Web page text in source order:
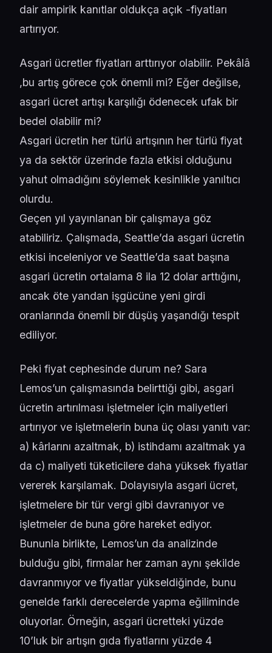
dair ampirik kanıtlar oldukça açık -fiyatları
artırıyor.
Asgari ücretler fiyatları arttırıyor olabilir. Pekâlâ
,bu artış görece çok önemli mi? Eğer değilse,
asgari ücret artışı karşılığı ödenecek ufak bir
bedel olabilir mi?
Asgari ücretin her türlü artışının her türlü fiyat
ya da sektör üzerinde fazla etkisi olduğunu
yahut olmadığını söylemek kesinlikle yanıltıcı
olurdu.
Geçen yıl yayınlanan bir çalışmaya göz
atabiliriz. Çalışmada, Seattle’da asgari ücretin
etkisi inceleniyor ve Seattle’da saat başına
asgari ücretin ortalama 8 ila 12 dolar arttığını,
ancak öte yandan işgücüne yeni girdi
oranlarında önemli bir düşüş yaşandığı tespit
ediliyor.
Peki fiyat cephesinde durum ne? Sara
Lemos’un çalışmasında belirttiği gibi, asgari
ücretin artırılması işletmeler için maliyetleri
artırıyor ve işletmelerin buna üç olası yanıtı var:
a) kârlarını azaltmak, b) istihdamı azaltmak ya
da c) maliyeti tüketicilere daha yüksek fiyatlar
vererek karşılamak. Dolayısıyla asgari ücret,
işletmelere bir tür vergi gibi davranıyor ve
işletmeler de buna göre hareket ediyor.
Bununla birlikte, Lemos’un da analizinde
bulduğu gibi, firmalar her zaman aynı şekilde
davranmıyor ve fiyatlar yükseldiğinde, bunu
genelde farklı derecelerde yapma eğiliminde
oluyorlar. Örneğin, asgari ücretteki yüzde
10’luk bir artışın gıda fiyatlarını yüzde 4